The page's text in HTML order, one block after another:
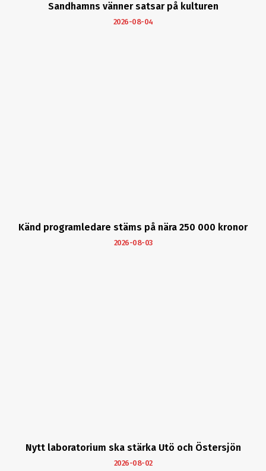
Sandhamns vänner satsar på kulturen
2026-08-04
Känd programledare stäms på nära 250 000 kronor
2026-08-03
Nytt laboratorium ska stärka Utö och Östersjön
2026-08-02